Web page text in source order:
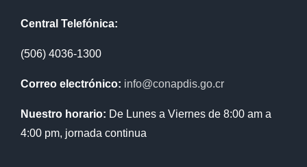
Central Telefónica:
(506) 4036-1300
Correo electrónico: info@conapdis.go.cr
Nuestro horario: De Lunes a Viernes de 8:00 am a
4:00 pm, jornada continua